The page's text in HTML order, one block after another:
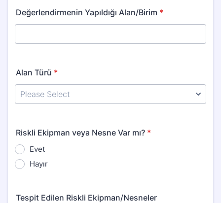
Değerlendirmenin Yapıldığı Alan/Birim *
Alan Türü *
Riskli Ekipman veya Nesne Var mı? *
Evet
Hayır
Tespit Edilen Riskli Ekipman/Nesneler